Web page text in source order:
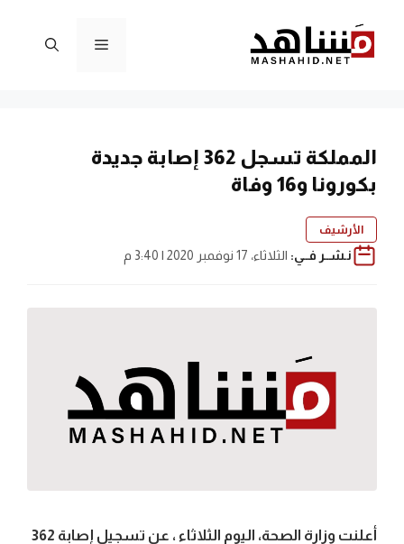
المحتوى
القائمة
المملكة تسجل 362 إصابة جديدة
بكورونا و16 وفاة
الأرشيف
نـشــر فــي: الثلاثاء، 17 نوفمبر 2020 | 3:40 م
أعلنت وزارة الصحة، اليوم الثلاثاء ، عن تسجيل إصابة 362